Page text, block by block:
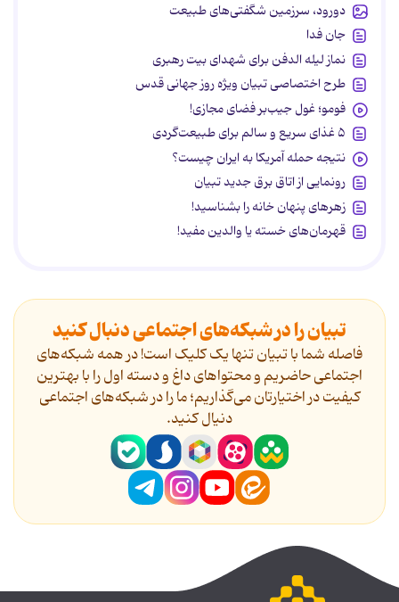
دورود، سرزمین شگفتی‌های طبیعت
جان فدا
نماز لیله الدفن برای شهدای بیت رهبری
طرح اختصاصی تبیان ویژه روز جهانی قدس
فومو؛ غول جیب‌بر فضای مجازی!
۵ غذای سریع و سالم برای طبیعت‌گردی
نتیجه حمله آمریکا به ایران چیست؟
رونمایی از اتاق برق جدید تبیان
زهرهای پنهان خانه را بشناسید!
قهرمان‌های خسته یا والدین مفید!
تبیان را در شبکه‌های اجتماعی دنبال کنید
فاصله شما با تبیان تنها یک کلیک است! در همه شبکه‌های
اجتماعی حاضریم و محتواهای داغ و دسته اول را با بهترین
کیفیت در اختیارتان می‌گذاریم؛ ما را در شبکه‌های اجتماعی
دنیال کنید.